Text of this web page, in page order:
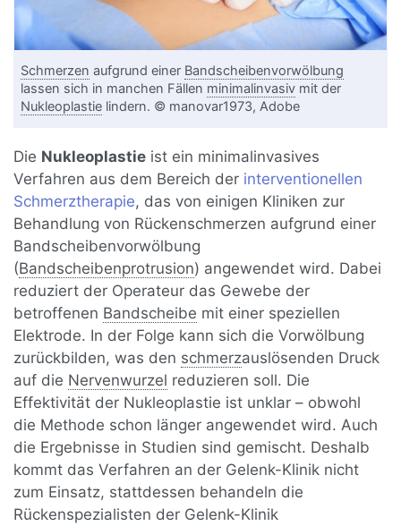
Schmerzen aufgrund einer Bandscheibenvorwölbung
lassen sich in manchen Fällen minimalinvasiv mit der
Nukleoplastie lindern. © manovar1973, Adobe
Die Nukleoplastie ist ein minimalinvasives
Verfahren aus dem Bereich der interventionellen
Schmerztherapie, das von einigen Kliniken zur
Behandlung von Rückenschmerzen aufgrund einer
Bandscheibenvorwölbung
(Bandscheibenprotrusion) angewendet wird. Dabei
reduziert der Operateur das Gewebe der
betroffenen Bandscheibe mit einer speziellen
Elektrode. In der Folge kann sich die Vorwölbung
zurückbilden, was den schmerzauslösenden Druck
auf die Nervenwurzel reduzieren soll. Die
Effektivität der Nukleoplastie ist unklar – obwohl
die Methode schon länger angewendet wird. Auch
die Ergebnisse in Studien sind gemischt. Deshalb
kommt das Verfahren an der Gelenk-Klinik nicht
zum Einsatz, stattdessen behandeln die
Rückenspezialisten der Gelenk-Klinik